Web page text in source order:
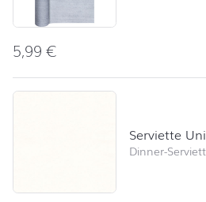
5,99€
Serviette
Dinner-